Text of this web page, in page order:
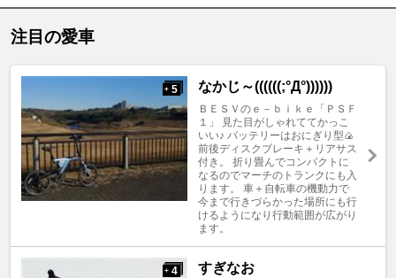
注目の愛車
+ 5 なかじ～((((((;°Д°))))))
ＢＥＳＶのｅ－ｂｉｋｅ「ＰＳＦ
１」 見た目がしゃれててかっこ
いい♪ バッテリーはおにぎり型🍙
前後ディスクブレーキ＋リアサス
付き。 折り畳んでコンパクトに
なるのでマーチのトランクにも入
ります。 車＋自転車の機動力で
今まで行きづらかった場所にも行
けるようになり行動範囲が広がり
ます。
+ 4 すぎなお